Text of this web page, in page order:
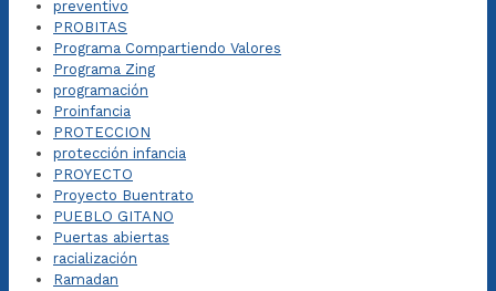
preventivo
PROBITAS
Programa Compartiendo Valores
Programa Zing
programación
Proinfancia
PROTECCION
protección infancia
PROYECTO
Proyecto Buentrato
PUEBLO GITANO
Puertas abiertas
racialización
Ramadan